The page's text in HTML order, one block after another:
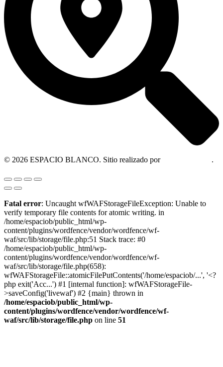
© 2026 ESPACIO BLANCO. Sitio realizado por .
Fatal error: Uncaught wfWAFStorageFileException: Unable to
verify temporary file contents for atomic writing. in
/home/espaciob/public_html/wp-
content/plugins/wordfence/vendor/wordfence/wf-
waf/src/lib/storage/file.php:51 Stack trace: #0
/home/espaciob/public_html/wp-
content/plugins/wordfence/vendor/wordfence/wf-
waf/src/lib/storage/file.php(658):
wfWAFStorageFile::atomicFilePutContents('/home/espaciob/...', '<?
php exit('Acc...') #1 [internal function]: wfWAFStorageFile-
>saveConfig('livewaf') #2 {main} thrown in
/home/espaciob/public_html/wp-
content/plugins/wordfence/vendor/wordfence/wf-
waf/src/lib/storage/file.php on line 51